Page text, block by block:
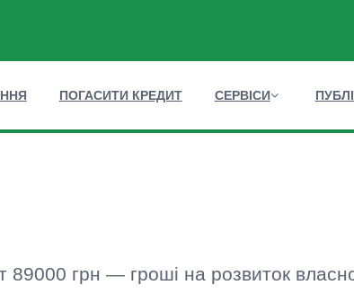
ПОГАСИТИ КРЕДИТ СЕРВІСИ
89000 грн — гроші на розвиток